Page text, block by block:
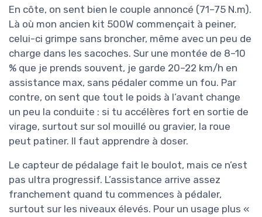
En côte, on sent bien le couple annoncé (71–75 N.m).
Là où mon ancien kit 500W commençait à peiner,
celui-ci grimpe sans broncher, même avec un peu de
charge dans les sacoches. Sur une montée de 8–10
% que je prends souvent, je garde 20–22 km/h en
assistance max, sans pédaler comme un fou. Par
contre, on sent que tout le poids à l’avant change
un peu la conduite : si tu accélères fort en sortie de
virage, surtout sur sol mouillé ou gravier, la roue
peut patiner. Il faut apprendre à doser.
Le capteur de pédalage fait le boulot, mais ce n’est
pas ultra progressif. L’assistance arrive assez
franchement quand tu commences à pédaler,
surtout sur les niveaux élevés. Pour un usage plus «